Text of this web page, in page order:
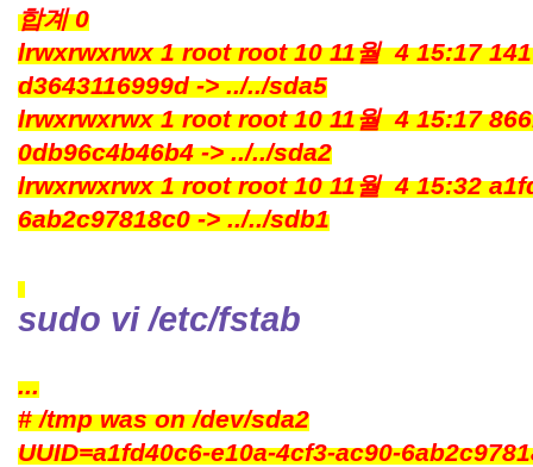
합계 0
lrwxrwxrwx 1 root root 10 11월 4 15:17
d3643116999d -> ../../sda5
lrwxrwxrwx 1 root root 10 11월 4 15:17
0db96c4b46b4 -> ../../sda2
lrwxrwxrwx 1 root root 10 11월 4 15:32
6ab2c97818c0 -> ../../sdb1
sudo vi /etc/fstab
...
# /tmp was on /dev/sda2
UUID=a1fd40c6-e10a-4cf3-ac90-